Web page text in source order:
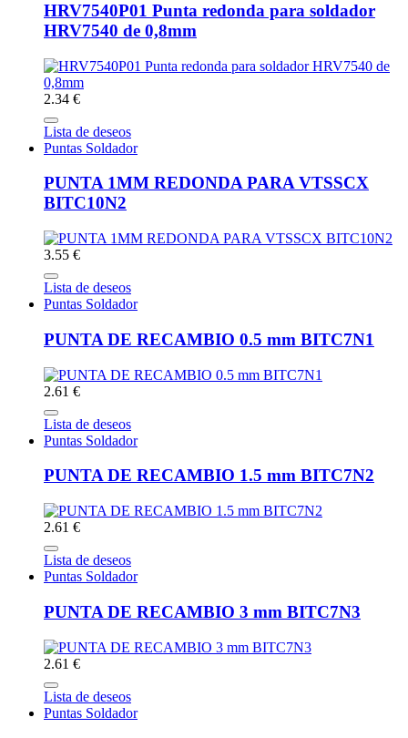
HRV7540P01 Punta redonda para soldador
HRV7540 de 0,8mm
2.34 €
Lista de deseos
Puntas Soldador
PUNTA 1MM REDONDA PARA VTSSCX
BITC10N2
3.55 €
Lista de deseos
Puntas Soldador
PUNTA DE RECAMBIO 0.5 mm BITC7N1
2.61 €
Lista de deseos
Puntas Soldador
PUNTA DE RECAMBIO 1.5 mm BITC7N2
2.61 €
Lista de deseos
Puntas Soldador
PUNTA DE RECAMBIO 3 mm BITC7N3
2.61 €
Lista de deseos
Puntas Soldador